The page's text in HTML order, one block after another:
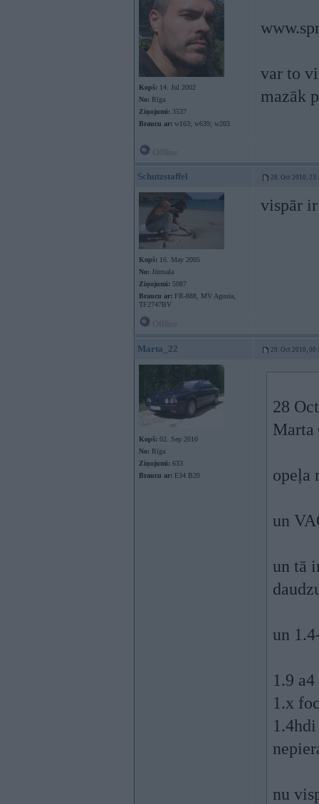
Kopš: 14. Jul 2002
No: Rīga
Ziņojumi: 3537
Braucu ar: w163; w639; w203
var to
mazāk
Schutzstaffel 28. Oct 2010,
Kopš: 16. May 2005
No: Jūrmala
Ziņojumi: 5087
Braucu ar: FR-888, MV Agusta,
TF2747BV
vispār
Marta_22 29. Oct 2010,
Kopš: 02. Sep 2010
No: Rīga
Ziņojumi: 633
Braucu ar: E34 B20
28
Marta
opeļa
un
un tā
un
1.9
1.x
nu